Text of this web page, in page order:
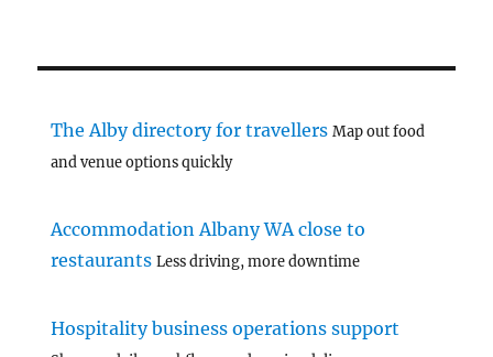
The Alby directory for travellers Map out food
and venue options quickly
Accommodation Albany WA close to
restaurants Less driving, more downtime
Hospitality business operations support